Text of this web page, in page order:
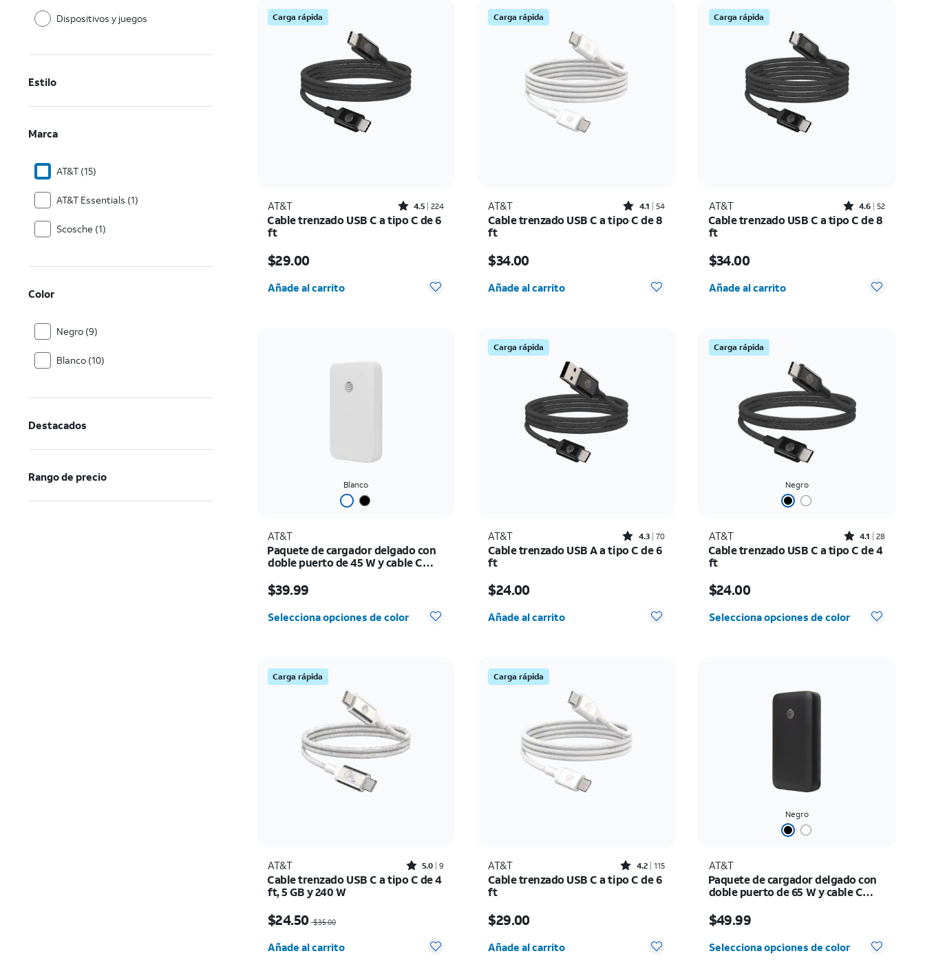
Dispositivos y juegos
Estilo
Marca
AT&T (15)
AT&T Essentials (1)
Scosche (1)
Color
Negro (9)
Blanco (10)
Destacados
Rango de precio
Carga rápida
AT&T Rated4.5out of 5 stars with224reviews
4.5 224
Cable trenzado USB C a tipo C de 6
ft
$29.00
Añade al carrito
Carga rápida
AT&T Rated4.1out of 5 stars with54reviews
4.1 54
Cable trenzado USB C a tipo C de 8
ft
$34.00
Añade al carrito
Carga rápida
AT&T Rated4.6out of 5 stars with52reviews
4.6 52
Cable trenzado USB C a tipo C de 8
ft
$34.00
Añade al carrito
Blanco
AT&T
Paquete de cargador delgado con
doble puerto de 45 W y cable C
$39.99
Selecciona opciones de color
Carga rápida
AT&T Rated4.3out of 5 stars with70reviews
4.3 70
Cable trenzado USB A a tipo C de 6
ft
$24.00
Cantidad seleccionada: 0
Añade al carrito
Carga rápida
Negro
AT&T Rated4.1out of 5 stars with28reviews
4.1 28
Cable trenzado USB C a tipo C de 4
ft
$24.00
Selecciona opciones de color
Carga rápida
AT&T Rated5out of 5 stars with9reviews
5.0 9
Cable trenzado USB C a tipo C de 4
ft, 5 GB y 240 W
$24.50 $35.00
Cantidad seleccionada: 0
Añade al carrito
Carga rápida
AT&T Rated4.2out of 5 stars with115reviews
4.2 115
Cable trenzado USB C a tipo C de 6
ft
$29.00
Cantidad seleccionada: 0
Añade al carrito
Negro
AT&T
Paquete de cargador delgado con
doble puerto de 65 W y cable C
$49.99
Selecciona opciones de color